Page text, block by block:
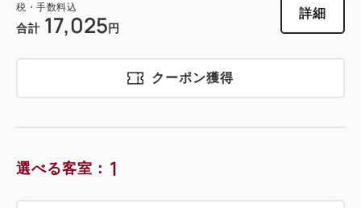
税・手数料込
合計 17,025円
詳細
クーポン獲得
選べる客室： 1